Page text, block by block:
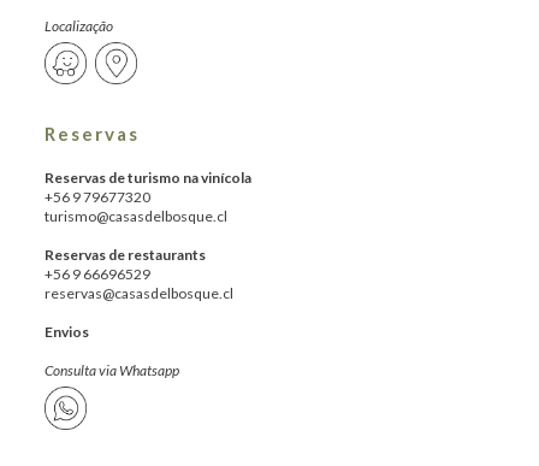
Localização
Reservas
Reservas de turismo na vinícola
+56 9 79677320
turismo@casasdelbosque.cl
Reservas de restaurants
+56 9 66696529
reservas@casasdelbosque.cl
Envios
Consulta via Whatsapp